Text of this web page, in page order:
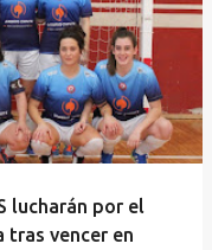
lucharán por el
tras vencer en